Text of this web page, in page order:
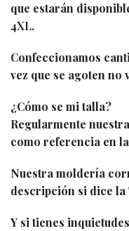
que estarán
4XL.
Confeccionamos
vez que se agoten no
¿Cómo se mi talla?
Regularmente
como referencia en
Nuestra moldería
descripción si dice la
Y si tienes